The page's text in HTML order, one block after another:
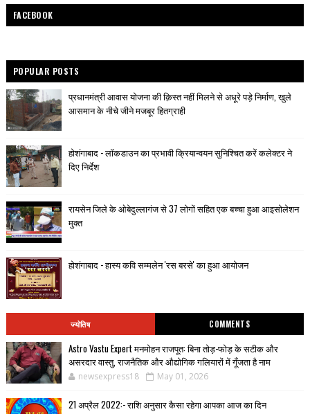
FACEBOOK
POPULAR POSTS
प्रधानमंत्री आवास योजना की क़िस्त नहीं मिलने से अधूरे पड़े निर्माण, खुले
आसमान के नीचे जीने मजबूर हितग्राही
होशंगाबाद - लॉकडाउन का प्रभावी क्रियान्वयन सुनिश्चित करें कलेक्टर ने
दिए निर्देश
रायसेन जिले के ओबेदुल्लागंज से 37 लोगों सहित एक बच्चा हुआ आइसोलेशन
मुक्त
होशंगाबाद - हास्य कवि सम्मलेन 'रस बरसे' का हुआ आयोजन
ज्योतिष COMMENTS
Astro Vastu Expert मनमोहन राजपूत: बिना तोड़-फोड़ के सटीक और
असरदार वास्तु, राजनैतिक और औद्योगिक गलियारों में गूँजता है नाम
newsexpress18 May 01, 2026
21 अप्रैल 2022:- राशि अनुसार कैसा रहेगा आपका आज का दिन